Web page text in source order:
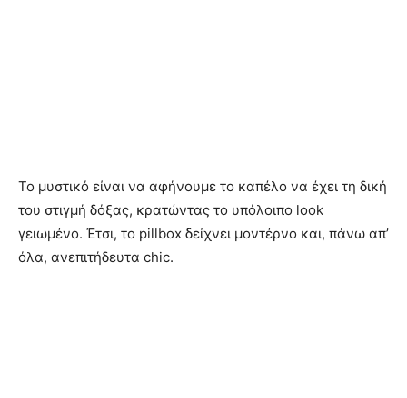
Το μυστικό είναι να αφήνουμε το καπέλο να έχει τη δική
του στιγμή δόξας, κρατώντας το υπόλοιπο look
γειωμένο. Έτσι, το pillbox δείχνει μοντέρνο και, πάνω απ’
όλα, ανεπιτήδευτα chic.